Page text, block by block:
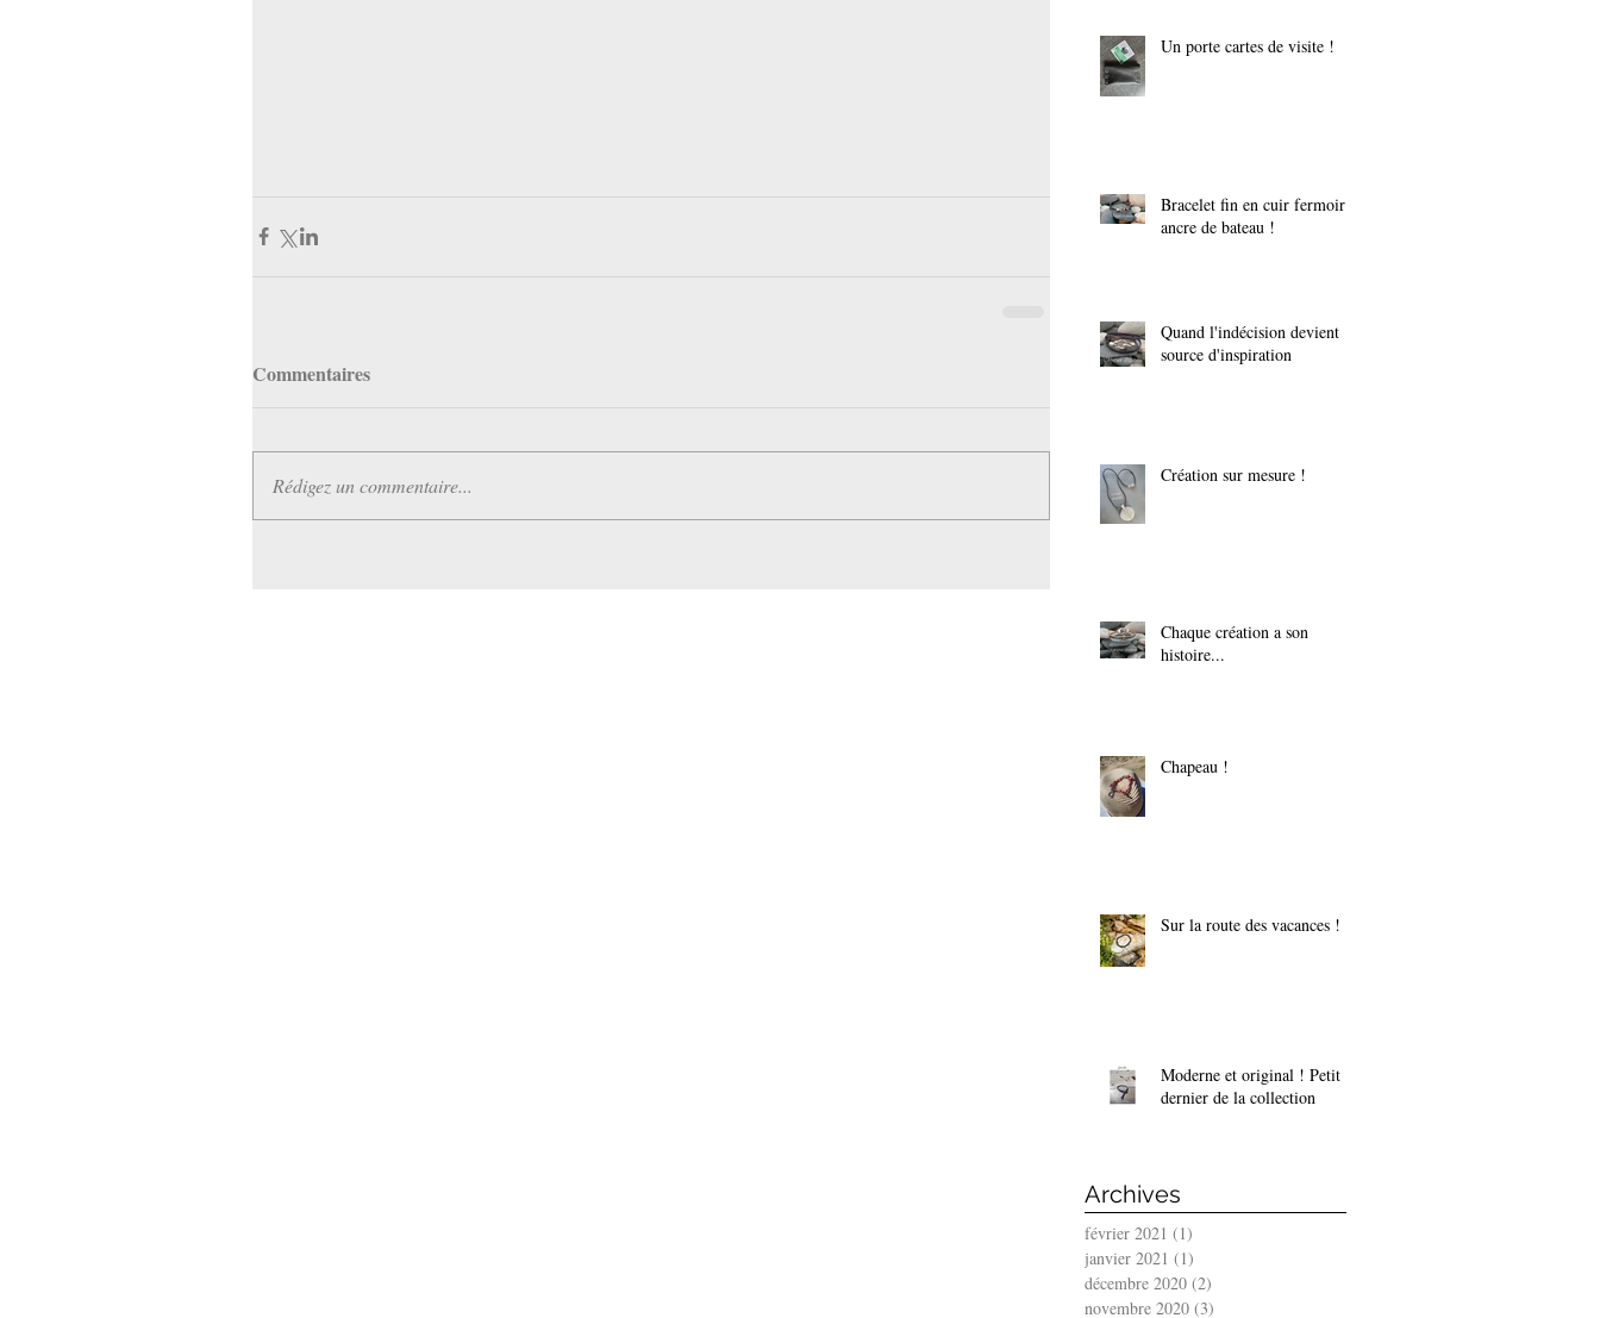
Commentaires
Rédigez un commentaire...
Un porte cartes de visite !
Bracelet fin en cuir fermoir
ancre de bateau !
Quand l'indécision devient
source d'inspiration
Création sur mesure !
Chaque création a son
histoire...
Chapeau !
Sur la route des vacances !
Moderne et original ! Petit
dernier de la collection
Archives
février 2021 (1)
janvier 2021 (1)
décembre 2020 (2)
novembre 2020 (3)